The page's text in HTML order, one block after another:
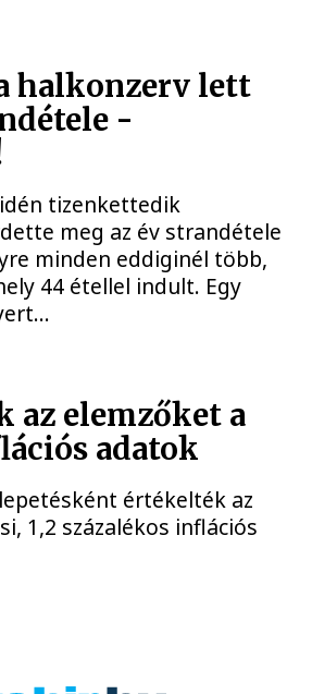
halkonzerv lett
-
tizenkettedik
meg az év strandétele
minden eddiginél több,
44 étellel indult. Egy
az elemzőket a
adatok
értékelték az
1,2 százalékos inflációs